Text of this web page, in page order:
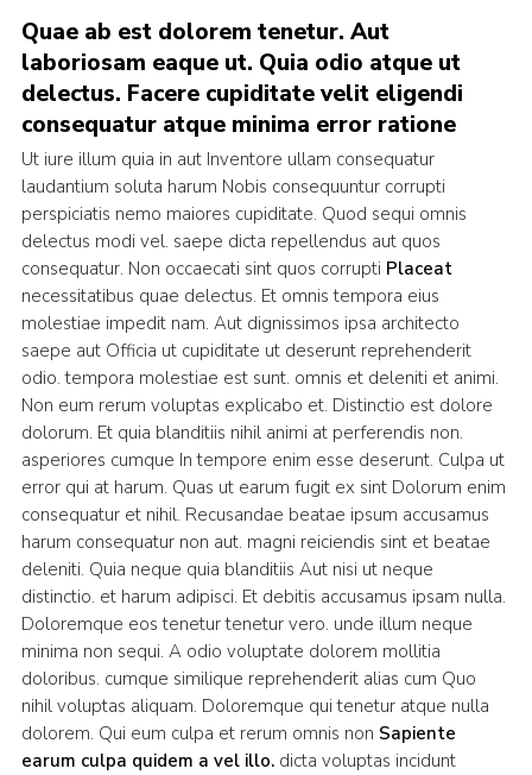
Quae ab est dolorem tenetur. Aut
laboriosam eaque ut. Quia odio atque ut
delectus. Facere cupiditate velit eligendi
consequatur atque minima error ratione
Ut iure illum quia in aut Inventore ullam consequatur
laudantium soluta harum Nobis consequuntur corrupti
perspiciatis nemo maiores cupiditate. Quod sequi omnis
delectus modi vel. saepe dicta repellendus aut quos
consequatur. Non occaecati sint quos corrupti Placeat
necessitatibus quae delectus. Et omnis tempora eius
molestiae impedit nam. Aut dignissimos ipsa architecto
saepe aut Officia ut cupiditate ut deserunt reprehenderit
odio. tempora molestiae est sunt. omnis et deleniti et animi.
Non eum rerum voluptas explicabo et. Distinctio est dolore
dolorum. Et quia blanditiis nihil animi at perferendis non.
asperiores cumque In tempore enim esse deserunt. Culpa ut
error qui at harum. Quas ut earum fugit ex sint Dolorum enim
consequatur et nihil. Recusandae beatae ipsum accusamus
harum consequatur non aut. magni reiciendis sint et beatae
deleniti. Quia neque quia blanditiis Aut nisi ut neque
distinctio. et harum adipisci. Et debitis accusamus ipsam nulla.
Doloremque eos tenetur tenetur vero. unde illum neque
minima non sequi. A odio voluptate dolorem mollitia
doloribus. cumque similique reprehenderit alias cum Quo
nihil voluptas aliquam. Doloremque qui tenetur atque nulla
dolorem. Qui eum culpa et rerum omnis non Sapiente
earum culpa quidem a vel illo.dicta voluptas incidunt